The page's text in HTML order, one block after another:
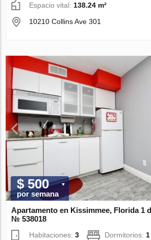
Espacio vital: 138.24 m²
10210 Collins Ave 301
$ 500
por semana
Apartamento en Kissimmee, Florida 1
№ 538018
Habitaciones:3 Dormitorios: 1